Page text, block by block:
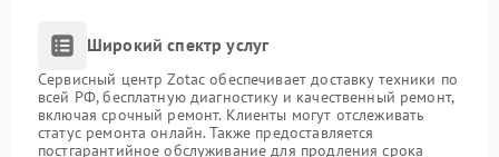
Широкий спектр услуг
Сервисный центр Zotac обеспечивает доставку техники по
всей РФ, бесплатную диагностику и качественный ремонт,
включая срочный ремонт. Клиенты могут отслеживать
статус ремонта онлайн. Также предоставляется
постгарантийное обслуживание для продления срока